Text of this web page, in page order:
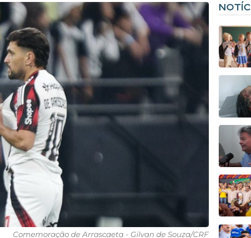
Comemoração de Arrascaeta - Gilvan de Souza/CRF